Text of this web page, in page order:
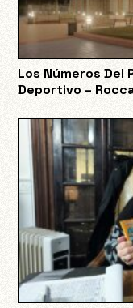
Los Números Del
Deportivo –